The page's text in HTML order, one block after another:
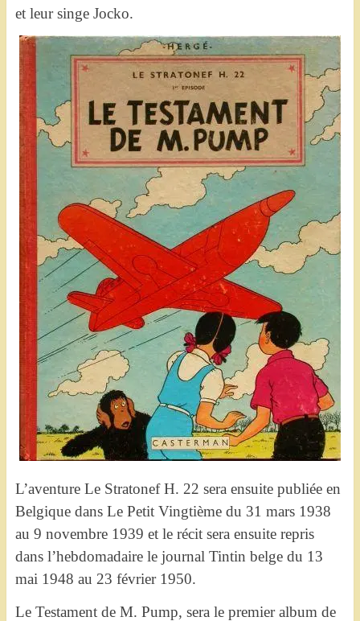
et leur singe Jocko.
L’aventure Le Stratonef H. 22 sera ensuite publiée en
Belgique dans Le Petit Vingtième du 31 mars 1938
au 9 novembre 1939 et le récit sera ensuite repris
dans l’hebdomadaire le journal Tintin belge du 13
mai 1948 au 23 février 1950.
Le Testament de M. Pump, sera le premier album de